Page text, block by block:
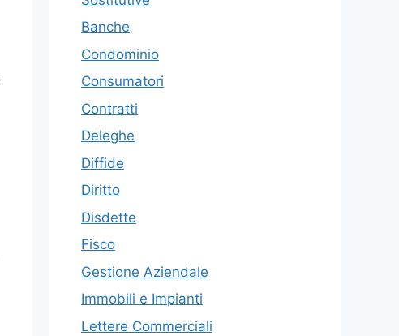
Banche
Condominio
Consumatori
Contratti
Deleghe
Diffide
Diritto
Disdette
Fisco
Gestione Aziendale
Immobili e Impianti
Lettere Commerciali